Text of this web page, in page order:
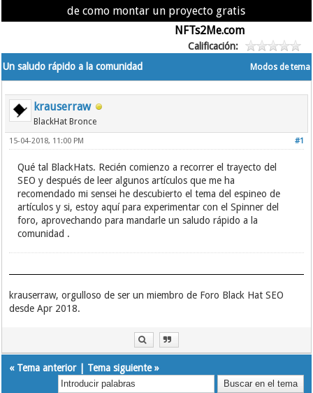
de como montar un proyecto gratis
NFTs2Me.com
Calificación:
Modos de tema
Un saludo rápido a la comunidad
krauserraw
BlackHat Bronce
#1
15-04-2018, 11:00 PM
Qué tal BlackHats. Recién comienzo a recorrer el trayecto del
SEO y después de leer algunos artículos que me ha
recomendado mi sensei he descubierto el tema del espineo de
artículos y si, estoy aquí para experimentar con el Spinner del
foro, aprovechando para mandarle un saludo rápido a la
comunidad .
krauserraw, orgulloso de ser un miembro de Foro Black Hat SEO
desde Apr 2018.
« Tema anterior| Tema siguiente»